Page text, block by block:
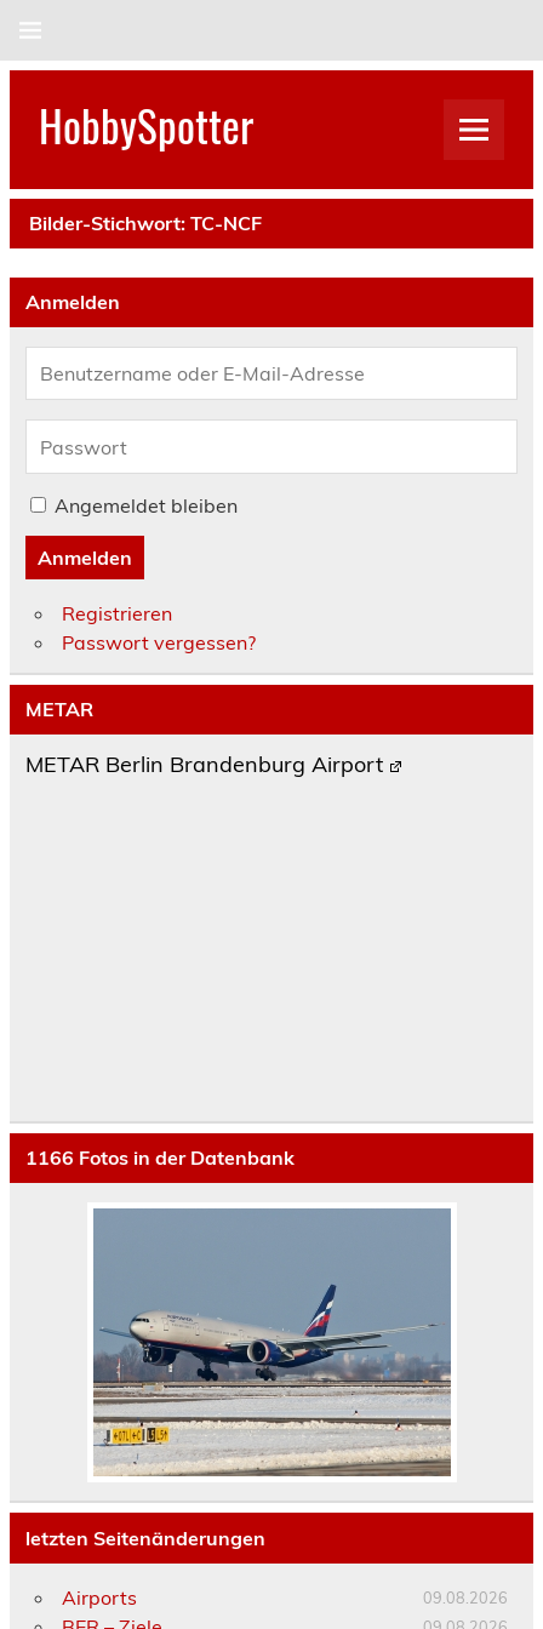
HobbySpotter
Bilder-Stichwort: TC-NCF
Anmelden
Angemeldet bleiben
Anmelden
Registrieren
Passwort vergessen?
METAR
METAR Berlin Brandenburg Airport
1166 Fotos in der Datenbank
letzten Seitenänderungen
Airports 09.08.2026